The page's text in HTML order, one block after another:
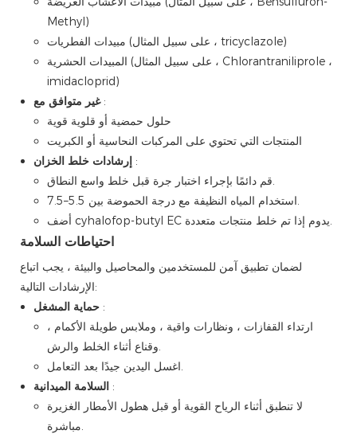
Methyl)
مبيدات الفطريات (على سبيل المثال ، tricyclazole)
المبيدات الحشرية (على سبيل المثال ، Chlorantraniliprole ،
imidacloprid)
غير متوافق مع :
حلول حمضية أو قلوية قوية
المنتجات التي تحتوي على المركبات النحاسية أو الكبريت
:
قم دائمًا بإجراء اختبار جرة قبل خلط واسع النطاق.
استخدام المياه النظيفة مع درجة الحموضة بين 5.5–7.5.
أضف cyhalofop-butyl EC يدوم إذا تم خلط منتجات متعددة.
احتياطات السلامة
لضمان تطبيق آمن للمستخدمين والمحاصيل والبيئة ، يجب اتباع
الإرشادات التالية:
حماية المشغل :
ارتداء القفازات ، ونظارات واقية ، وملابس طويلة الأكمام ،
وقناع أثناء الخلط والرش.
اغسل اليدين جيدًا بعد التعامل.
:
لا تنطبق أثناء الرياح القوية أو قبل هطول الأمطار الغزيرة
مباشرة.